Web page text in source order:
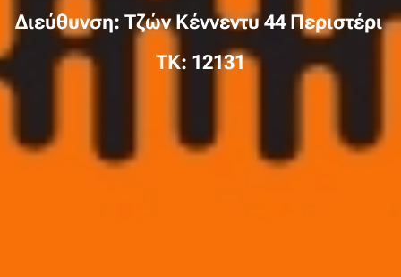
Διεύθυνση: Τζών Κέννεντυ 44 Περιστέρι
TK: 12131